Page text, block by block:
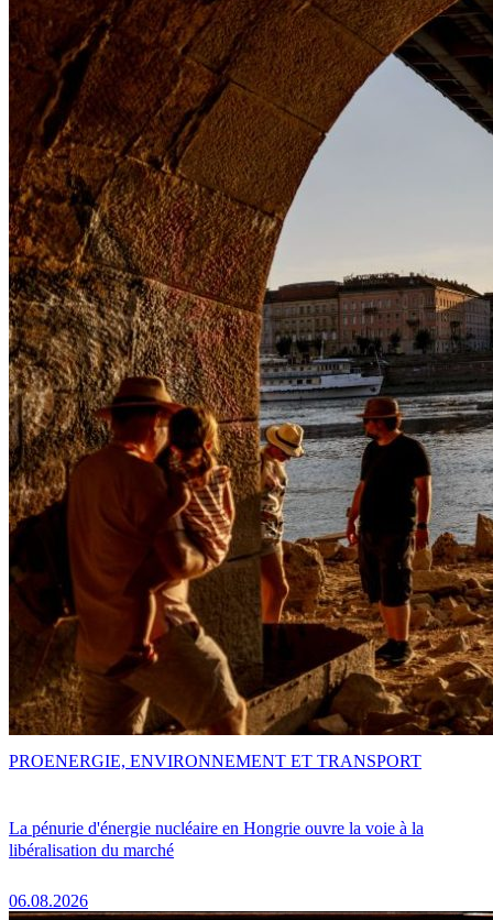
La pénurie d'énergie nucléaire en Hongrie ouvre la voie à la
libéralisation du marché
06.08.2026
PROENERGIE, ENVIRONNEMENT ET TRANSPORT